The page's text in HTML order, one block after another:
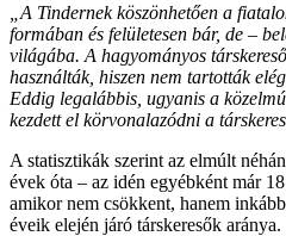
„A Tindernek köszönhetően a
formában és felületesen bár, de –
világába. A hagyományos
használták, hiszen nem tartották
Eddig legalábbis, ugyanis a
kezdett el körvonalazódni a
A statisztikák szerint az elmúlt
évek óta – az idén egyébként már
amikor nem csökkent, hanem
éveik elején járó társkeresők aránya.